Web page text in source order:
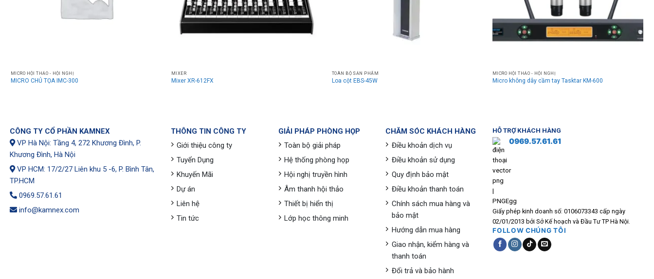
MICRO HỘI THẢO - HỘI NGHỊ
MICRO CHỦ TỌA IMC-300
MIXER
Mixer XR-612FX
TOÀN BỘ SẢN PHẨM
Loa cột EBS-45W
MICRO HỘI THẢO - HỘI NGHỊ
Micro không dây cầm tay Tasktar KM-600
CÔNG TY CỔ PHẦN KAMNEX
VP Hà Nội: Tầng 4, 272 Khương Đình, P.
Khương Đình, Hà Nội
VP HCM: 17/2/27 Liên khu 5 -6, P. Bình Tân,
TP.HCM
0969.57.61.61
info@kamnex.com
THÔNG TIN CÔNG TY
Giới thiệu công ty
Tuyển Dụng
Khuyến Mãi
Dự án
Liên hệ
Tin tức
GIẢI PHÁP PHÒNG HỌP
Toàn bộ giải pháp
Hệ thống phòng họp
Hội nghị truyền hình
Âm thanh hội thảo
Thiết bị hiển thị
Lớp học thông minh
CHĂM SÓC KHÁCH HÀNG
Điều khoản dịch vụ
Điều khoản sử dụng
Quy định bảo mật
Điều khoản thanh toán
Chính sách mua hàng và
bảo mật
Hướng dẫn mua hàng
Giao nhận, kiểm hàng và
thanh toán
Đổi trả và bảo hành
HỖ TRỢ KHÁCH HÀNG
0969.57.61.61
Giấy phép kinh doanh số: 0106073343 cấp ngày
02/01/2013 bởi Sở Kế hoạch và Đầu Tư TP Hà Nội.
FOLLOW CHÚNG TÔI